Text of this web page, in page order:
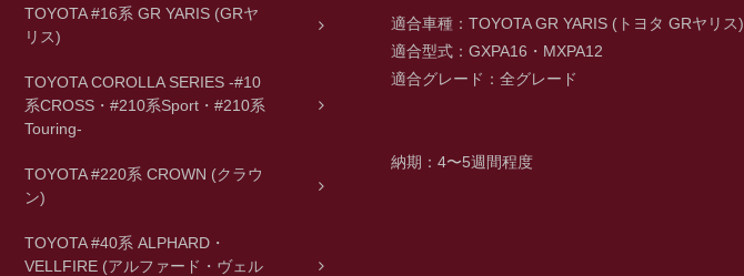
TOYOTA #16系 GR YARIS (GRヤ
リス)
TOYOTA COROLLA SERIES -#10
系CROSS・#210系Sport・#210系
Touring-
TOYOTA #220系 CROWN (クラウ
ン)
TOYOTA #40系 ALPHARD・
VELLFIRE (アルファード・ヴェル
適合車種：TOYOTA GR YARIS (トヨタ GRヤリス)
適合型式：GXPA16・MXPA12
適合グレード：全グレード
納期：4〜5週間程度